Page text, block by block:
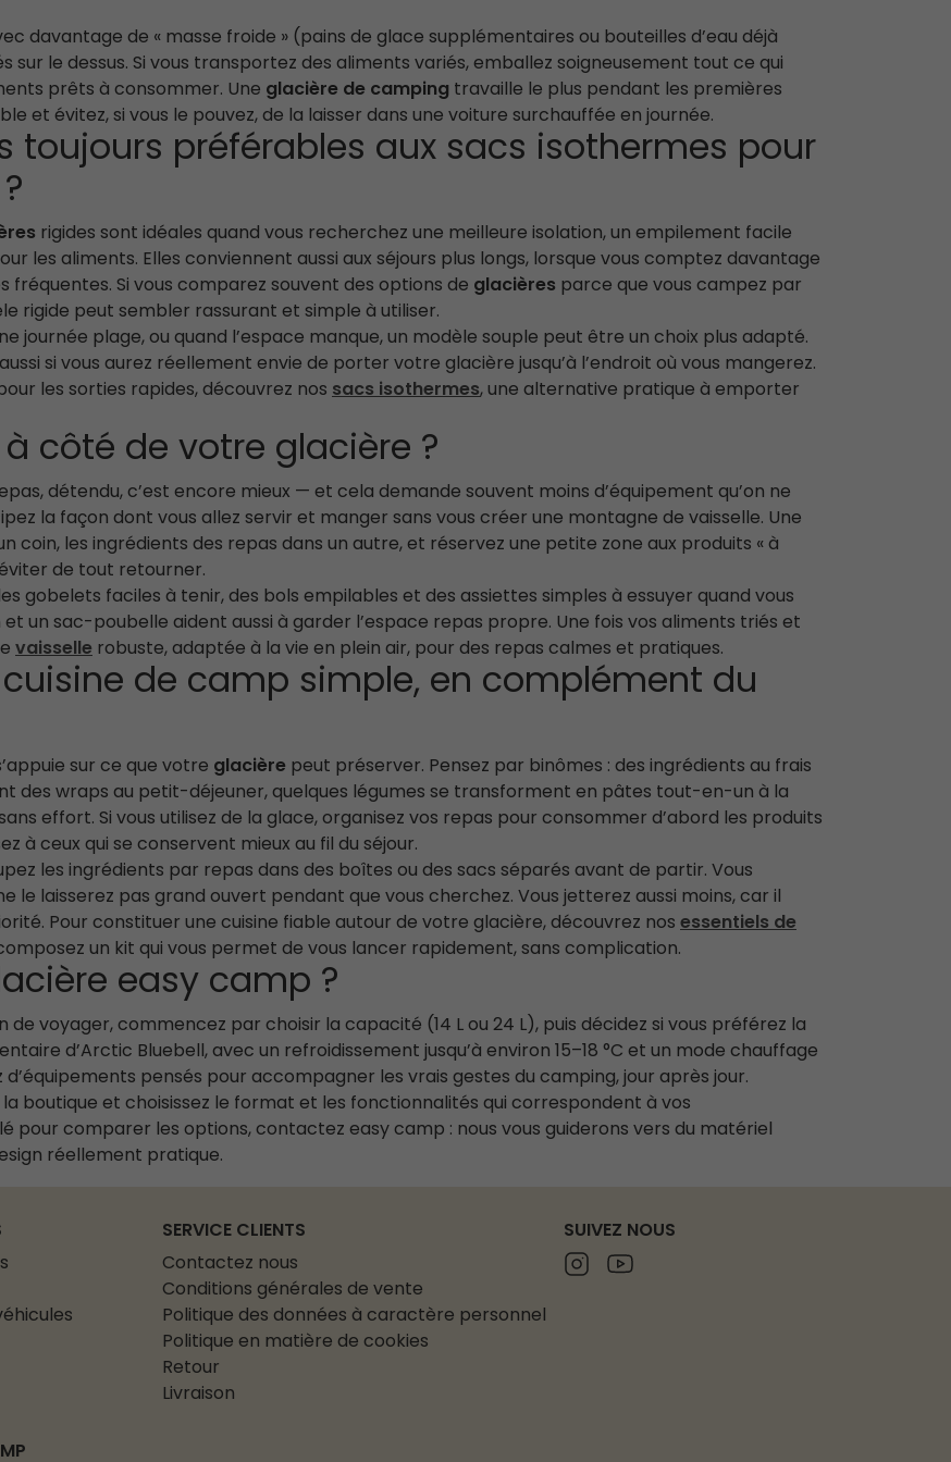
davantage de « masse froide » (pains de glace supplémentaires ou bouteilles d’eau déjà
le dessus. Si vous transportez des aliments variés, emballez soigneusement tout ce qui
prêts à consommer. Une glacière de campingtravaille le plus pendant les premières
et évitez, si vous le pouvez, de la laisser dans une voiture surchauffée en journée.
toujours préférables aux sacs isothermes pour
rigides sont idéales quand vous recherchez une meilleure isolation, un empilement facile
les aliments. Elles conviennent aussi aux séjours plus longs, lorsque vous comptez davantage
Si vous comparez souvent des options de glacières parce que vous campez par
rigide peut sembler rassurant et simple à utiliser.
journée plage, ou quand l’espace manque, un modèle souple peut être un choix plus adapté.
si vous aurez réellement envie de porter votre glacière jusqu’à l’endroit où vous mangerez.
les sorties rapides, découvrez nossacs isothermes, une alternative pratique à emporter
côté de votre glacière ?
détendu, c’est encore mieux — et cela demande souvent moins d’équipement qu’on ne
la façon dont vous allez servir et manger sans vous créer une montagne de vaisselle. Une
coin, les ingrédients des repas dans un autre, et réservez une petite zone aux produits « à
de tout retourner.
gobelets faciles à tenir, des bols empilables et des assiettes simples à essuyer quand vous
un sac-poubelle aident aussi à garder l’espace repas propre. Une fois vos aliments triés et
vaissellerobuste, adaptée à la vie en plein air, pour des repas calmes et pratiques.
de camp simple, en complément du
sur ce que votre glacière peut préserver. Pensez par binômes : des ingrédients au frais
des wraps au petit-déjeuner, quelques légumes se transforment en pâtes tout-en-un à la
effort. Si vous utilisez de la glace, organisez vos repas pour consommer d’abord les produits
à ceux qui se conservent mieux au fil du séjour.
les ingrédients par repas dans des boîtes ou des sacs séparés avant de partir. Vous
le laisserez pas grand ouvert pendant que vous cherchez. Vous jetterez aussi moins, car il
Pour constituer une cuisine fiable autour de votre glacière, découvrez nosessentiels de
un kit qui vous permet de vous lancer rapidement, sans complication.
easy camp ?
voyager, commencez par choisir la capacité (14 L ou 24 L), puis décidez si vous préférez la
d’Arctic Bluebell, avec un refroidissement jusqu’à environ 15–18 °C et un mode chauffage
d’équipements pensés pour accompagner les vrais gestes du camping, jour après jour.
boutique et choisissez le format et les fonctionnalités qui correspondent à vos
pour comparer les options, contactez easy camp : nous vous guiderons vers du matériel
réellement pratique.
SERVICE CLIENTS
Contactez nous
Conditions générales de vente
Politique des données à caractère personnel
Politique en matière de cookies
Retour
Livraison
SUIVEZ NOUS
Instagram
Youtube